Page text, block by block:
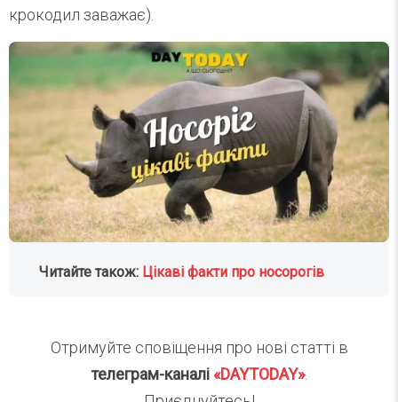
крокодил заважає).
Читайте також: Цікаві факти про носорогів
Отримуйте сповіщення про нові статті в
телеграм-каналі«DAYTODAY».